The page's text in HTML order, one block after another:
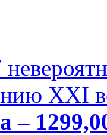
XXI
–